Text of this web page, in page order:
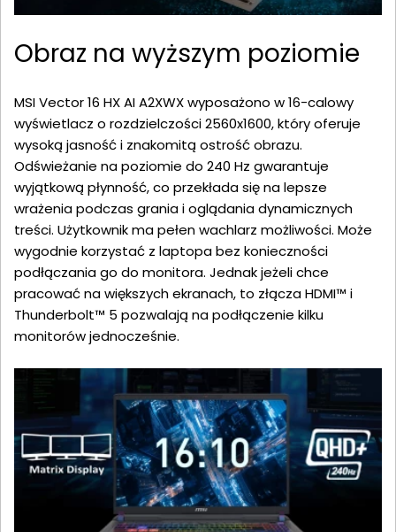
Obraz na wyższym poziomie
MSI Vector 16 HX AI A2XWX wyposażono w 16-calowy
wyświetlacz o rozdzielczości 2560x1600, który oferuje
wysoką jasność i znakomitą ostrość obrazu.
Odświeżanie na poziomie do 240 Hz gwarantuje
wyjątkową płynność, co przekłada się na lepsze
wrażenia podczas grania i oglądania dynamicznych
treści. Użytkownik ma pełen wachlarz możliwości. Może
wygodnie korzystać z laptopa bez konieczności
podłączania go do monitora. Jednak jeżeli chce
pracować na większych ekranach, to złącza HDMI™ i
Thunderbolt™ 5 pozwalają na podłączenie kilku
monitorów jednocześnie.